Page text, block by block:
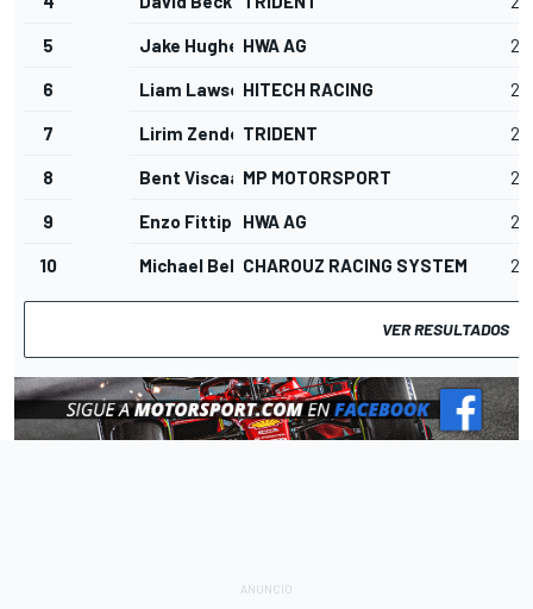
5 Jake HughesHWA AG 22
6 Liam LawsonHITECH RACING 22
7 Lirim ZendeliTRIDENT 22
8 Bent ViscaalMP MOTORSPORT 22
9 Enzo FittipaldiHWA AG 22
10 Michael BelovCHAROUZ RACING SYSTEM 22
VER RESULTADOS